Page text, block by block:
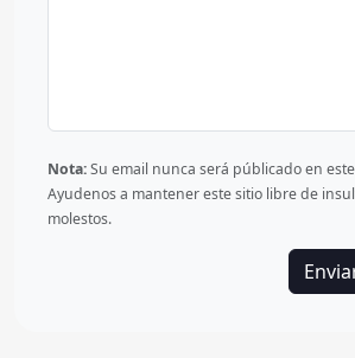
Nota:Su email nunca será públicado en
Ayudenos a mantener este sitio libre de
molestos.